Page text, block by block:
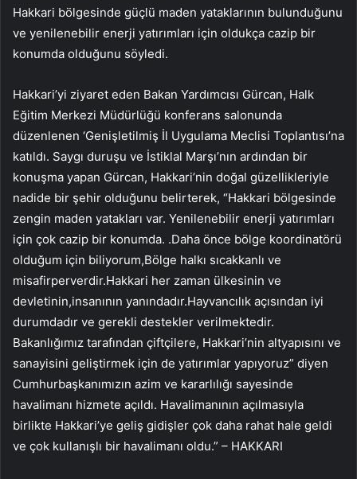
Hakkari bölgesinde güçlü maden yataklarının bulunduğunu
ve yenilenebilir enerji yatırımları için oldukça cazip bir
konumda olduğunu söyledi.
Hakkari’yi ziyaret eden Bakan Yardımcısı Gürcan, Halk
Eğitim Merkezi Müdürlüğü konferans salonunda
düzenlenen ‘Genişletilmiş İl Uygulama Meclisi Toplantısı’na
katıldı. Saygı duruşu ve İstiklal Marşı’nın ardından bir
konuşma yapan Gürcan, Hakkari’nin doğal güzellikleriyle
nadide bir şehir olduğunu belirterek, “Hakkari bölgesinde
zengin maden yatakları var. Yenilenebilir enerji yatırımları
için çok cazip bir konumda. .Daha önce bölge koordinatörü
olduğum için biliyorum,Bölge halkı sıcakkanlı ve
misafirperverdir.Hakkari her zaman ülkesinin ve
devletinin,insanının yanındadır.Hayvancılık açısından iyi
durumdadır ve gerekli destekler verilmektedir.
Bakanlığımız tarafından çiftçilere, Hakkari’nin altyapısını ve
sanayisini geliştirmek için de yatırımlar yapıyoruz” diyen
Cumhurbaşkanımızın azim ve kararlılığı sayesinde
havalimanı hizmete açıldı. Havalimanının açılmasıyla
birlikte Hakkari’ye geliş gidişler çok daha rahat hale geldi
ve çok kullanışlı bir havalimanı oldu.” – HAKKARI